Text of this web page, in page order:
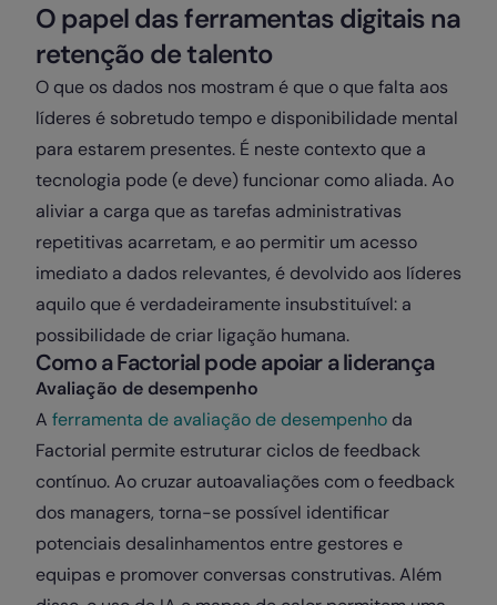
O papel das ferramentas digitais na
retenção de talento
O que os dados nos mostram é que o que falta aos
líderes é sobretudo tempo e disponibilidade mental
para estarem presentes. É neste contexto que a
tecnologia pode (e deve) funcionar como aliada. Ao
aliviar a carga que as tarefas administrativas
repetitivas acarretam, e ao permitir um acesso
imediato a dados relevantes, é devolvido aos líderes
aquilo que é verdadeiramente insubstituível: a
possibilidade de criar ligação humana.
Como a Factorial pode apoiar a liderança
Avaliação de desempenho
A ferramenta de avaliação de desempenho da
Factorial permite estruturar ciclos de feedback
contínuo. Ao cruzar autoavaliações com o feedback
dos managers, torna-se possível identificar
potenciais desalinhamentos entre gestores e
equipas e promover conversas construtivas. Além